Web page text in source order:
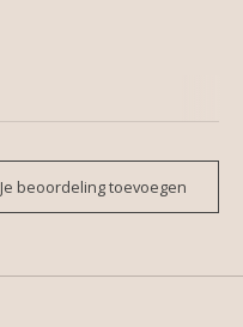
Je beoordeling toevoegen